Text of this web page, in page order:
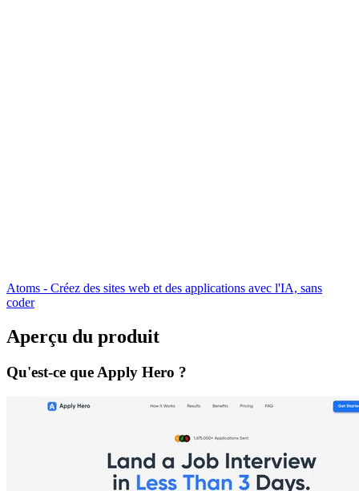
Atoms - Créez des sites web et des applications avec l'IA, sans
coder
Aperçu du produit
Qu'est-ce que Apply Hero ?